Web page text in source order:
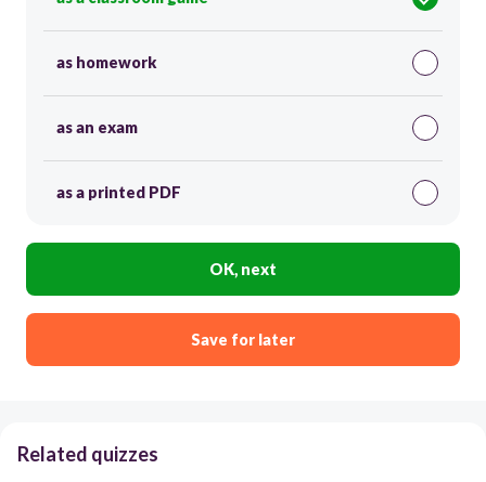
as homework
as an exam
as a printed PDF
OK, next
Save for later
Related quizzes